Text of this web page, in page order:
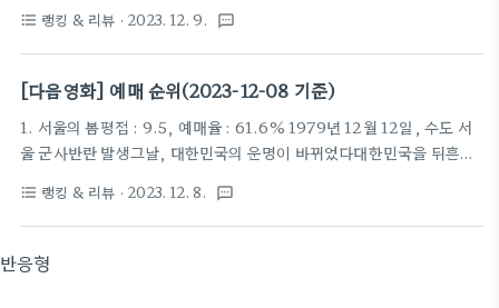
(김윤석)은 왜군의 수장이던 도요토미 히데요시가 갑작스럽..
안사령관 전두광이 반란을 일으키고군 내 사조직을 총동원하여 최전선
의 전방부대까지 서울로 불러들인다.권력에 눈이 먼 전두광의 반란군과
이에 맞선 수도경비사령관 이태신을 비롯한진압군 사이, 일촉즉발의 9
수도에서 가장 치열한 전쟁이 펼쳐진다! 2. 노량: 죽음의 바다평점 :
9.0, 예매율 : 6.6% 임진왜란 발발로부터 7년이 지난 1598년 12월.이
순신(김윤석)은 왜군의 수장이던 도요토미 히데요시가 갑작스럽게..
format_list_bulleted 랭킹 & 리뷰 · 2023. 12. 9. textsms
[다음영화] 예매 순위(2023-12-08 기준)
1. 서울의 봄평점 : 9.5, 예매율 : 61.6% 1979년 12월 12일, 수도 서
울 군사반란 발생그날, 대한민국의 운명이 바뀌었다대한민국을 뒤흔든
안사령관 전두광이 반란을 일으키고군 내 사조직을 총동원하여 최전선
의 전방부대까지 서울로 불러들인다.권력에 눈이 먼 전두광의 반란군과
이에 맞선 수도경비사령관 이태신을 비롯한진압군 사이, 일촉즉발의 9
format_list_bulleted 랭킹 & 리뷰 · 2023. 12. 8. textsms
반응형